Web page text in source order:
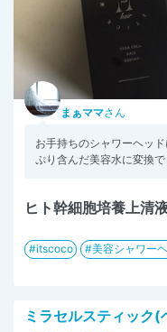
まぁママさん
お手持ちのシャワーヘッ
ぷり含んだ美容水に変換で
ヒト幹細胞培養上清
itscoco 美容シャワー
ミラセルスティック(